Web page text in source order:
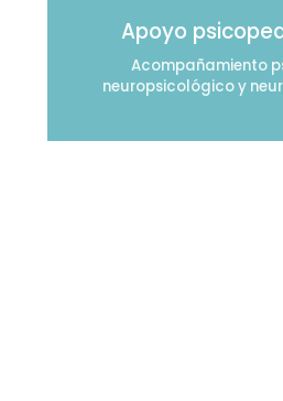
Apoyo
Acompañamiento
neuropsicológico y